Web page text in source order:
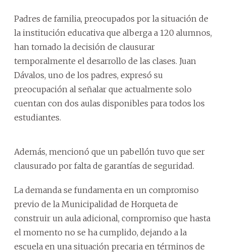
Padres de familia, preocupados por la situación de
la institución educativa que alberga a 120 alumnos,
han tomado la decisión de clausurar
temporalmente el desarrollo de las clases. Juan
Dávalos, uno de los padres, expresó su
preocupación al señalar que actualmente solo
cuentan con dos aulas disponibles para todos los
estudiantes.
Además, mencionó que un pabellón tuvo que ser
clausurado por falta de garantías de seguridad.
La demanda se fundamenta en un compromiso
previo de la Municipalidad de Horqueta de
construir un aula adicional, compromiso que hasta
el momento no se ha cumplido, dejando a la
escuela en una situación precaria en términos de